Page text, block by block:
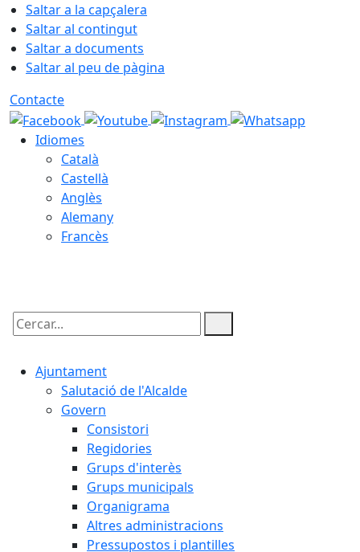
Saltar a la capçalera
Saltar al contingut
Saltar a documents
Saltar al peu de pàgina
Contacte
Idiomes
Català
Castellà
Anglès
Alemany
Francès
Cercar:
Ajuntament
Salutació de l'Alcalde
Govern
Consistori
Regidories
Grups d'interès
Grups municipals
Organigrama
Altres administracions
Pressupostos i plantilles